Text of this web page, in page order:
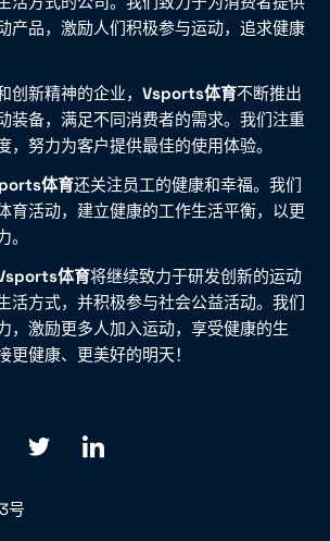
产品，激励人们积极参与运动，追求健康
创新精神的企业， Vsports体育不断推出
装备，满足不同消费者的需求。我们注重
，努力为客户提供最佳的使用体验。
体育还关注员工的健康和幸福。我们
育活动，建立健康的工作生活平衡，以更
体育将继续致力于研发创新的运动
活方式，并积极参与社会公益活动。我们
，激励更多人加入运动，享受健康的生
更健康、更美好的明天！
号